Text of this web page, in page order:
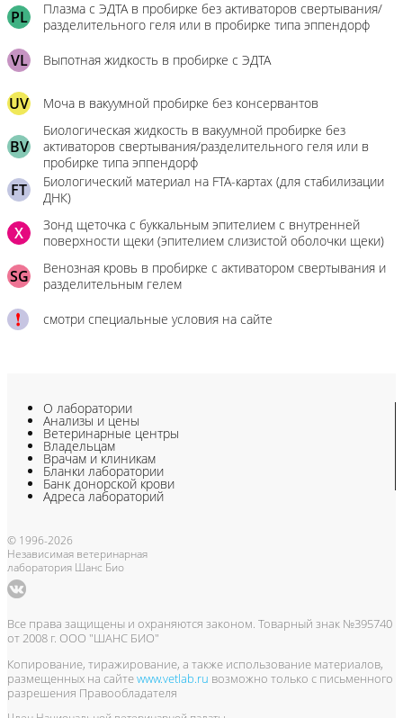
PL
Плазма с ЭДТА в пробирке без активаторов свертывания/
разделительного геля или в пробирке типа эппендорф
VL Выпотная жидкость в пробирке с ЭДТА
UV Моча в вакуумной пробирке без консервантов
BV
Биологическая жидкость в вакуумной пробирке без
активаторов свертывания/разделительного геля или в
пробирке типа эппендорф
FT
Биологический материал на FTA-картах (для стабилизации
ДНК)
X
Зонд щеточка с буккальным эпителием с внутренней
поверхности щеки (эпителием слизистой оболочки щеки)
SG
Венозная кровь в пробирке с активатором свертывания и
разделительным гелем
смотри специальные условия на сайте
О лаборатории
Анализы и цены
Ветеринарные центры
Владельцам
Врачам и клиникам
Бланки лаборатории
Банк донорской крови
Адреса лабораторий
© 1996-2026
Независимая ветеринарная
лаборатория Шанс Био
Все права защищены и охраняются законом. Товарный знак №395740
от 2008 г. ООО "ШАНС БИО"
Копирование, тиражирование, а также использование материалов,
размещенных на сайтеwww.vetlab.ru возможно только с письменного
разрешения Правообладателя